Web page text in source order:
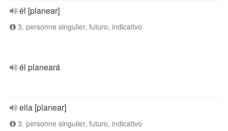
él [planear]
3. personne singulier, futuro, indicativo
él planeará
ella [planear]
3. personne singulier, futuro, indicativo